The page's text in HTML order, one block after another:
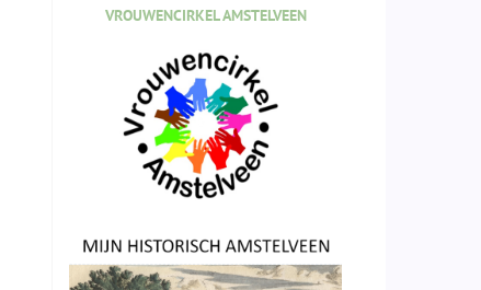
VROUWENCIRKEL AMSTELVEEN